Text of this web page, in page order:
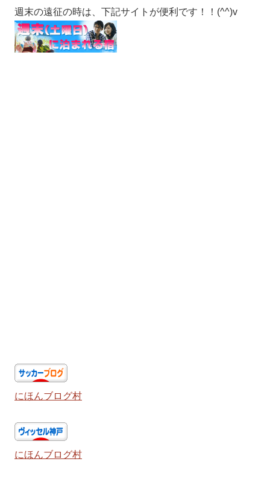
週末の遠征の時は、下記サイトが便利です！！(^^)v
にほんブログ村
にほんブログ村